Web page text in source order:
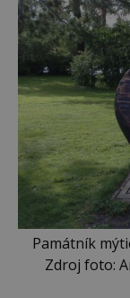
Památník
Zdroj foto: